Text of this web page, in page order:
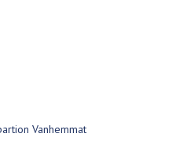
Vanhemmat